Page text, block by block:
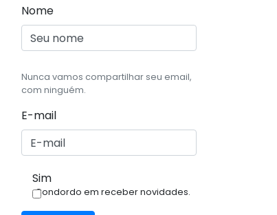
Nome
Nunca vamos compartilhar seu email,
com ninguém.
E-mail
Sim
Condordo em receber novidades.